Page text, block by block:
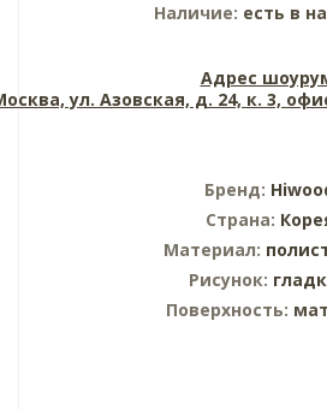
Наличие: есть в
Адрес
ул. Азовская, д. 24, к. 3,
Бренд:
Страна:
Материал:
Рисунок:
Поверхность: